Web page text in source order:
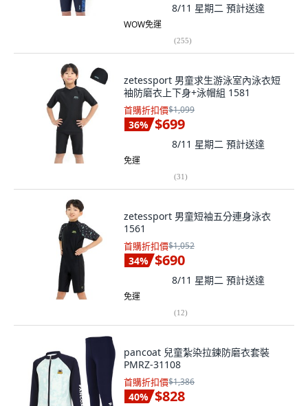
8/11 星期二 預計送達
WOW免運
(255)
zetessport 男童求生游泳室內泳衣短
袖防磨衣上下身+泳帽組 1581
首購折扣價$1,099
36% $699
8/11 星期二 預計送達
免運
(31)
zetessport 男童短袖五分連身泳衣
1561
首購折扣價$1,052
34% $690
8/11 星期二 預計送達
免運
(12)
pancoat 兒童紮染拉鍊防磨衣套裝
PMRZ-31108
首購折扣價$1,386
40% $828